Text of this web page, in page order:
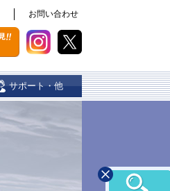
お問い合わせ
サポート・他